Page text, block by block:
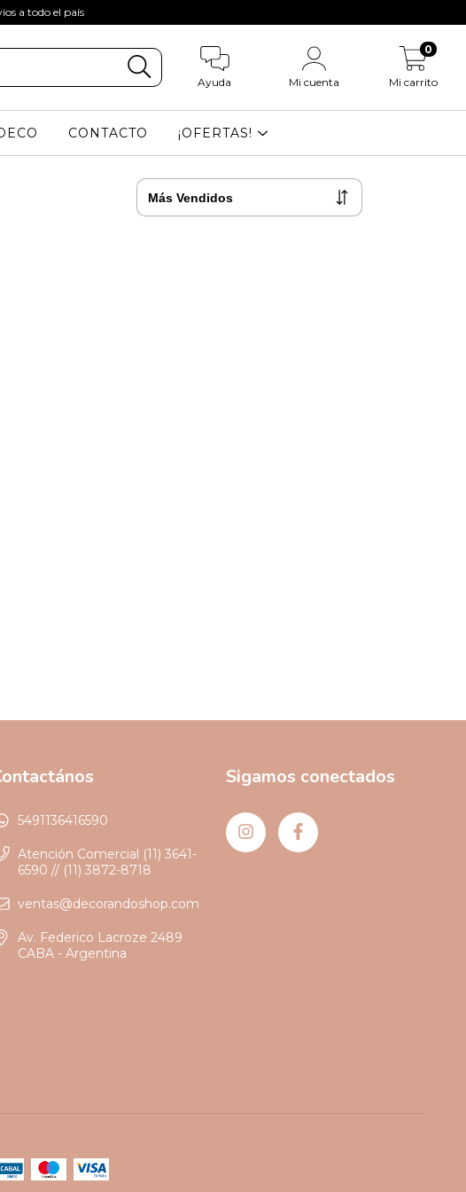
a todo el país
Ayuda Mi cuenta Mi carrito
0
CONTACTO ¡OFERTAS!
5491136416590
Atención Comercial (11) 3641-
6590 // (11) 3872-8718
ventas@decorandoshop.com
Av. Federico Lacroze 2489
CABA - Argentina
Sigamos conectados